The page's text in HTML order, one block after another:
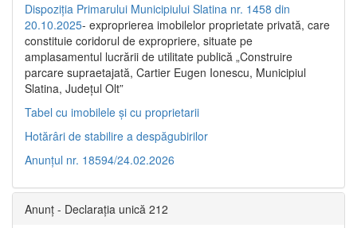
Dispoziția Primarului Municipiului Slatina nr. 1458 din
20.10.2025- exproprierea imobilelor proprietate privată, care
constituie coridorul de expropriere, situate pe
amplasamentul lucrării de utilitate publică „Construire
parcare supraetajată, Cartier Eugen Ionescu, Municipiul
Slatina, Județul Olt”
Tabel cu imobilele și cu proprietarii
Hotărâri de stabilire a despăgubirilor
Anunțul nr. 18594/24.02.2026
Anunț - Declarația unică 212